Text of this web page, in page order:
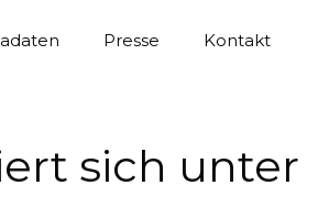
Presse Kontakt
sich unter